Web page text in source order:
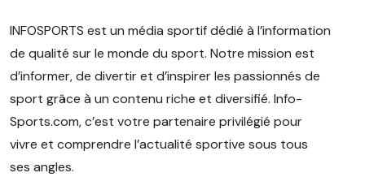
INFOSPORTS est un média sportif dédié à l’information
de qualité sur le monde du sport. Notre mission est
d’informer, de divertir et d’inspirer les passionnés de
sport grâce à un contenu riche et diversifié. Info-
Sports.com, c’est votre partenaire privilégié pour
vivre et comprendre l’actualité sportive sous tous
ses angles.